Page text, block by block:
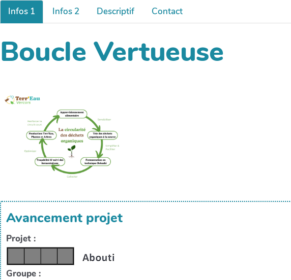
Infos 1 Infos 2 Descriptif Contact
Boucle Vertueuse
Avancement projet
Projet :
Groupe :